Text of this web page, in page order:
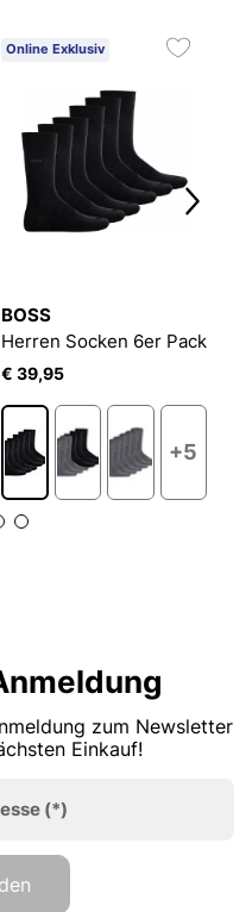
Online Exklusiv
BOSS
Herren Socken 6er Pack
€ 39,95
+5
zum Newsletter
Einkauf!
(*)